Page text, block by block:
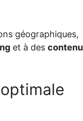
géographiques,
et à des contenu